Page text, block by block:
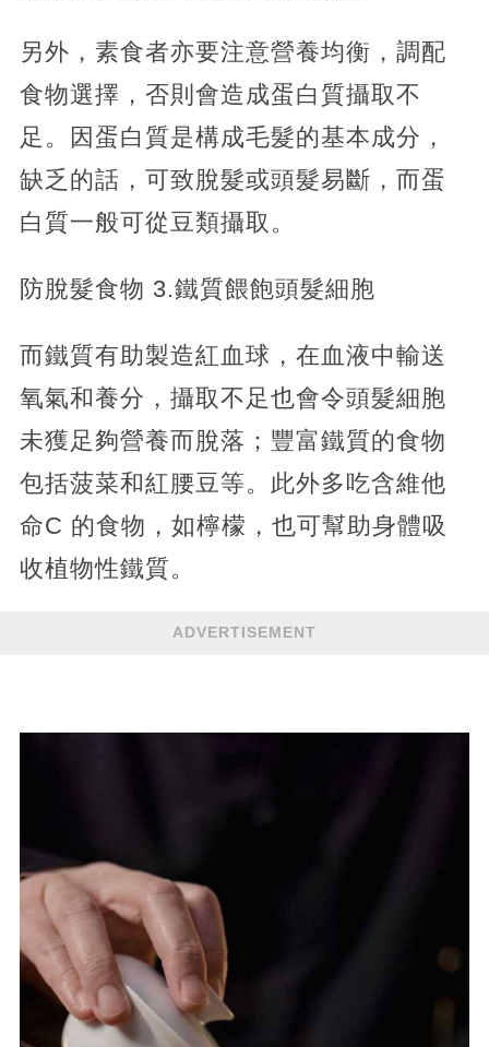
另外，素食者亦要注意營養均衡，調配
食物選擇，否則會造成蛋白質攝取不
足。因蛋白質是構成毛髮的基本成分，
缺乏的話，可致脫髮或頭髮易斷，而蛋
白質一般可從豆類攝取。
防脫髮食物 3.鐵質餵飽頭髮細胞
而鐵質有助製造紅血球，在血液中輸送
氧氣和養分，攝取不足也會令頭髮細胞
未獲足夠營養而脫落；豐富鐵質的食物
包括菠菜和紅腰豆等。此外多吃含維他
命C 的食物，如檸檬，也可幫助身體吸
收植物性鐵質。
ADVERTISEMENT